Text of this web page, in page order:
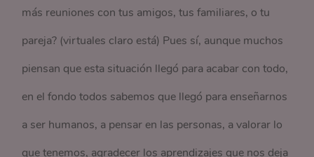
más reuniones con tus amigos, tus familiares, o tu
pareja? (virtuales claro está) Pues sí, aunque muchos
piensan que esta situación llegó para acabar con todo,
en el fondo todos sabemos que llegó para enseñarnos
a ser humanos, a pensar en las personas, a valorar lo
que tenemos, agradecer los aprendizajes que nos deja